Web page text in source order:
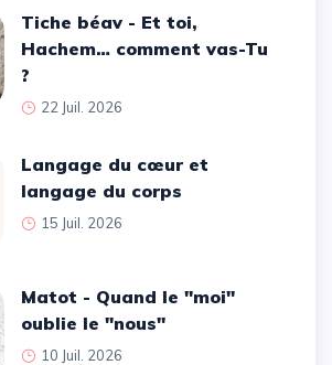
Tiche béav - Et toi,
Hachem… comment vas-Tu
?
22 Juil. 2026
Langage du cœur et
langage du corps
15 Juil. 2026
Matot - Quand le ''moi''
oublie le ''nous''
10 Juil. 2026